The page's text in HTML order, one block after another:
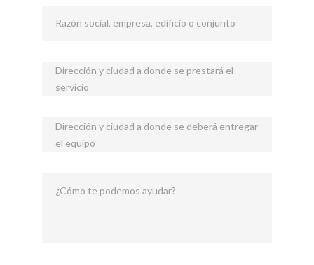
Razón social, empresa, edificio o conjunto
Dirección y ciudad a donde se prestará el
servicio
Dirección y ciudad a donde se deberá entregar
el equipo
¿Cómo te podemos ayudar?